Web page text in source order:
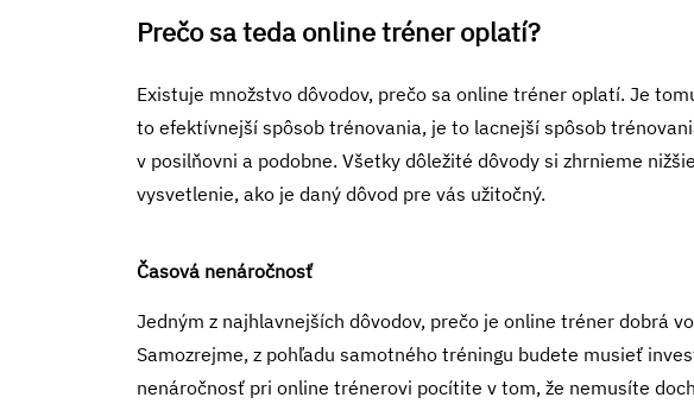
Prečo sa teda online tréner oplatí?
Existuje množstvo dôvodov, prečo sa online tréner oplatí. Je
to efektívnejší spôsob trénovania, je to lacnejší spôsob
v posilňovni a podobne. Všetky dôležité dôvody si zhrnieme
vysvetlenie, ako je daný dôvod pre vás užitočný.
Časová nenáročnosť
Jedným z najhlavnejších dôvodov, prečo je online tréner dobrá
Samozrejme, z pohľadu samotného tréningu budete musieť
nenáročnosť pri online trénerovi pocítite v tom, že nemusíte